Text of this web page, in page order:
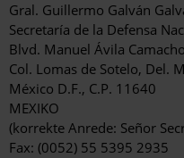
Gral. Guillermo Galván
Secretaría de la Defensa
Blvd. Manuel Ávila
Col. Lomas de Sotelo, Del.
México D.F., C.P. 11640
MEXIKO
(korrekte Anrede: Señor
Fax: (0052) 55 5395 2935